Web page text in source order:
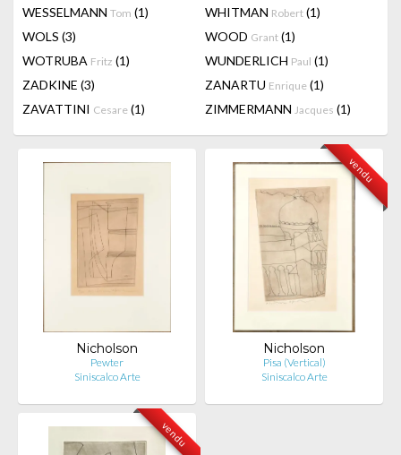
WESSELMANN Tom (1) WHITMAN Robert (1)
WOLS (3) WOOD Grant (1)
WOTRUBA Fritz (1) WUNDERLICH Paul (1)
ZADKINE (3) ZANARTU Enrique (1)
ZAVATTINI Cesare (1) ZIMMERMANN Jacques (1)
Nicholson
Pewter
Siniscalco Arte
vendu
Nicholson
Pisa (Vertical)
Siniscalco Arte
vendu